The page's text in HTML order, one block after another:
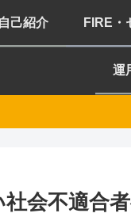
自己紹介 FIRE・
運
会不適合